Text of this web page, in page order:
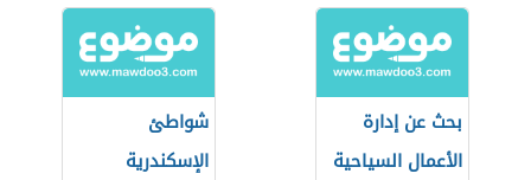
بحث عن إدارة
الأعمال السياحية
شواطئ
الإسكندرية